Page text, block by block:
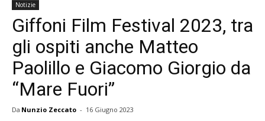
Notizie
Giffoni Film Festival 2023, tra
gli ospiti anche Matteo
Paolillo e Giacomo Giorgio da
“Mare Fuori”
Da Nunzio Zeccato - 16 Giugno 2023